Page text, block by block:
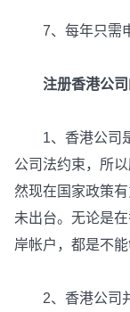
7、每年只需
注册香港公司
1、香港公司是
公司法约束，所
然现在国家政策
未出台。无论是
岸帐户，都是不能
2、香港公司并